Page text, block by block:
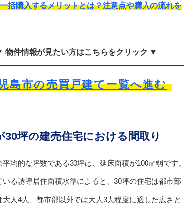
括購入するメリットとは？注意点や購入の流れを
物件情報が見たい方はこちらをクリック ▼
島市の売買戸建て一覧へ進む
30坪の建売住宅における間取り
平均的な坪数である30坪は、延床面積が100㎡弱です。
いる誘導居住面積水準によると、30坪の住宅は都市部
大人4人、都市部以外では大人3人程度に適した広さと